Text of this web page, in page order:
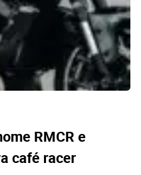
RMCR e
café racer